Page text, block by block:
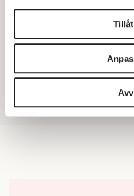
helst från cookie-
Vi använder
för sociala medier och
vidarebefordrar även
information från din enhet till
annons- och analysföretag